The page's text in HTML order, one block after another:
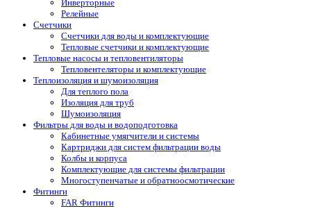
Инверторные
Релейные
Счетчики
Счетчики для воды и комплектующие
Тепловые счетчики и комплектующие
Тепловые насосы и тепловентиляторы
Тепловентеляторы и комплектующие
Теплоизоляция и шумоизоляция
Для теплого пола
Изоляция для труб
Шумоизоляция
Фильтры для воды и водоподготовка
Кабинетные умягчители и системы
Картриджи для систем фильтрации воды
Колбы и корпуса
Комплектующие для системы фильтрации
Многоступенчатые и обратноосмотические
Фитинги
FAR Фитинги